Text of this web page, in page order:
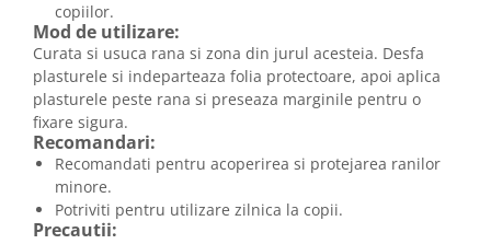
copiilor.
Mod de utilizare:
Curata si usuca rana si zona din jurul acesteia. Desfa
plasturele si indeparteaza folia protectoare, apoi aplica
plasturele peste rana si preseaza marginile pentru o
fixare sigura.
Recomandari:
Recomandati pentru acoperirea si protejarea ranilor
minore.
Potriviti pentru utilizare zilnica la copii.
Precautii: